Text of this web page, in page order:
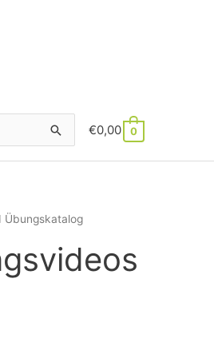
€0,00 0
Übungskatalog